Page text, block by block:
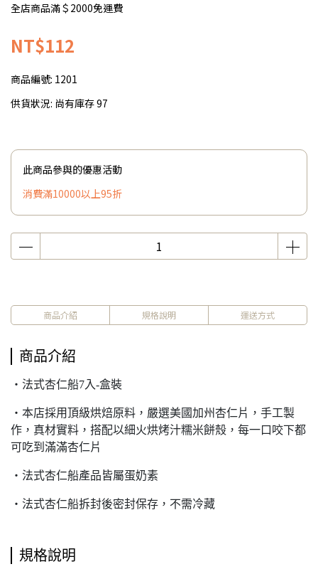
全店商品滿＄2000免運費
NT$112
商品編號: 1201
供貨狀況: 尚有庫存 97
此商品參與的優惠活動
消費滿10000以上95折
商品介紹 規格說明 運送方式
商品介紹
‧法式杏仁船7入-盒裝
‧本店採用頂級烘焙原料，嚴選美國加州杏仁片，手工製
作，真材實料，搭配以細火烘烤汁糯米餅殼，每一口咬下都
可吃到滿滿杏仁片
‧法式杏仁船產品皆屬蛋奶素
‧法式杏仁船拆封後密封保存，不需冷藏
規格說明